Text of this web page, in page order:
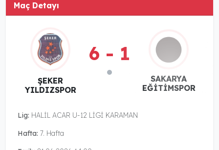
Maç Detayı
ŞEKER
YILDIZSPOR
6 - 1
SAKARYA
EĞİTİMSPOR
Lig: HALİL ACAR U-12 LİGİ KARAMAN
Hafta: 7. Hafta